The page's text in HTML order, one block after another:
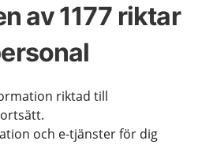
av 1177 riktar
riktad till
och e-tjänster för dig